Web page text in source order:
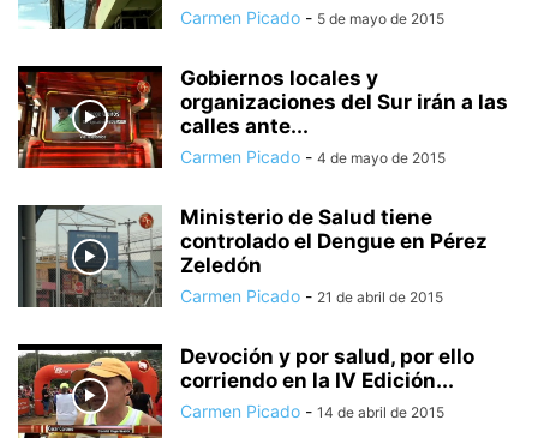
Carmen Picado - 5 de mayo de 2015
Gobiernos locales y
organizaciones del Sur irán a las
calles ante...
Carmen Picado - 4 de mayo de 2015
Ministerio de Salud tiene
controlado el Dengue en Pérez
Zeledón
Carmen Picado - 21 de abril de 2015
Devoción y por salud, por ello
corriendo en la IV Edición...
Carmen Picado - 14 de abril de 2015